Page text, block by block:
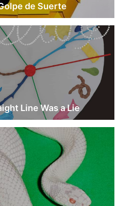
de Suerte
Line Was a Lie